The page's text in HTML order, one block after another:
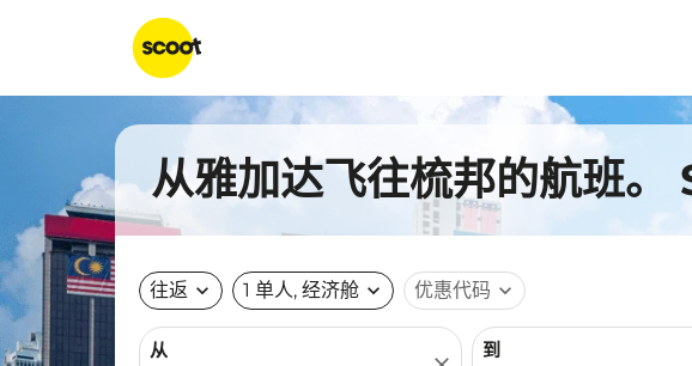
从雅加达飞往梳邦的航班
往返 expand_more 1 单人, 经济舱 expand_more 优惠代码 expand_more
从 到